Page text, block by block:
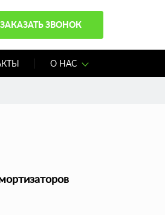
ЗАКАЗАТЬ ЗВОНОК
О НАС